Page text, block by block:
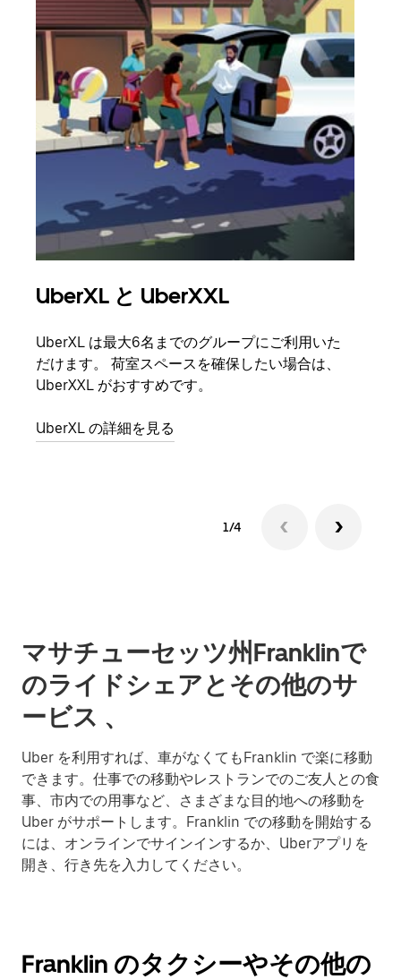
UberXL と UberXXL
UberXL は最大6名までのグループにご利用いた
だけます。 荷室スペースを確保したい場合は、
UberXXL がおすすめです。
UberXL の詳細を見る
1/4
マサチューセッツ州Franklinで
のライドシェアとその他のサ
ービス 、
Uber を利用すれば、車がなくてもFranklin で楽に移動
できます。仕事での移動やレストランでのご友人との食
事、市内での用事など、さまざまな目的地への移動を
Uber がサポートします。Franklin での移動を開始する
には、オンラインでサインインするか、Uberアプリを
開き、行き先を入力してください。
Franklin のタクシーやその他の